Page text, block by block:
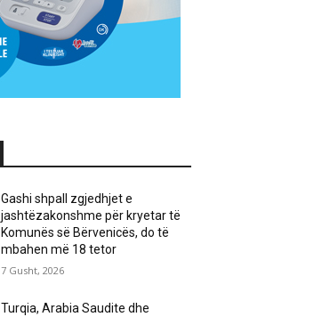
Gashi shpall zgjedhjet e
jashtëzakonshme për kryetar të
Komunës së Bërvenicës, do të
mbahen më 18 tetor
7 Gusht, 2026
Turqia, Arabia Saudite dhe